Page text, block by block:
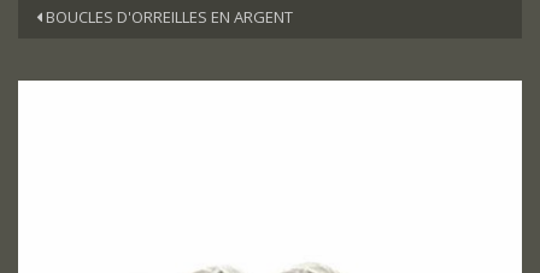
BOUCLES D'ORREILLES EN ARGENT